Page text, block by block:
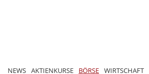
NEWS AKTIENKURSE BÖRSE WIRTSCHAFT